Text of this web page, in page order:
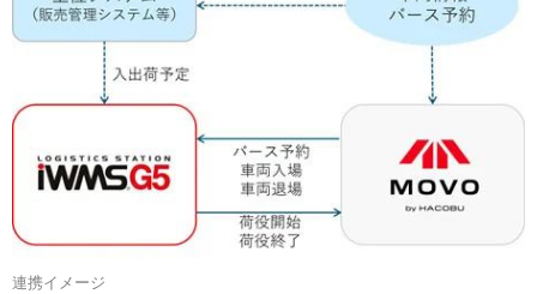
連携イメージ